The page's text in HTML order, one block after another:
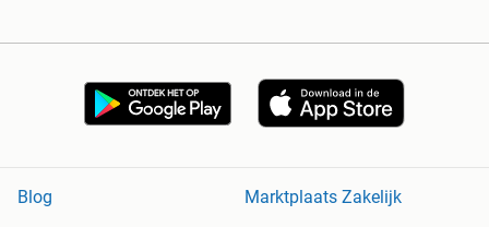
Blog
Marktplaats Zakelijk